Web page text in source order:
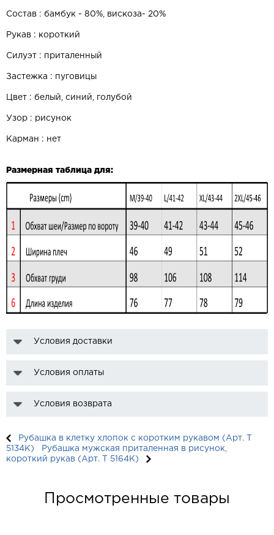
Состав : бамбук - 80%, вискоза- 20%
Рукав : короткий
Силуэт : приталенный
Застежка : пуговицы
Цвет : белый, синий, голубой
Узор : рисунок
Карман : нет
Размерная таблица для:
Условия доставки
Условия оплаты
Условия возврата
Рубашка в клетку хлопок с коротким рукавом (Арт. T
5134K)
Рубашка мужская приталенная в рисунок,
короткий рукав (Арт. T 5164K)
Просмотренные товары